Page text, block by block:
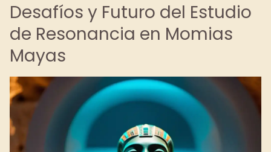
Desafíos y Futuro del Estudio
de Resonancia en Momias
Mayas